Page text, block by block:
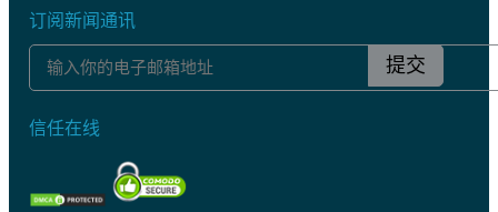
订阅新闻通讯
提交
信任在线